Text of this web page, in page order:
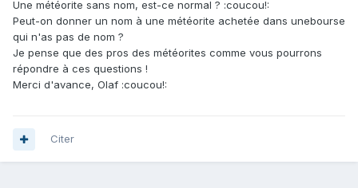
Une météorite sans nom, est-ce normal ? :coucou!:
Peut-on donner un nom à une météorite achetée dans unebourse
qui n'as pas de nom ?
Je pense que des pros des météorites comme vous pourrons
répondre à ces questions !
Merci d'avance, Olaf :coucou!:
Citer